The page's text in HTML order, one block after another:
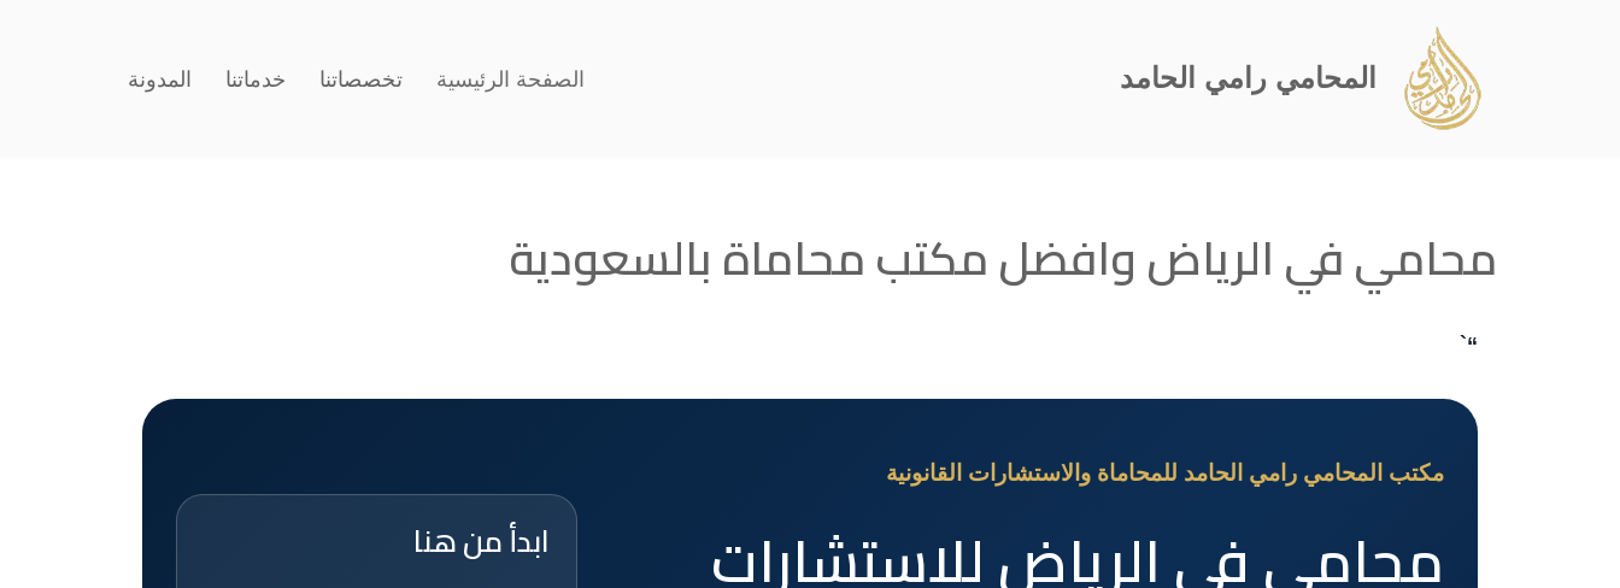
المحامي رامي الحامد الصفحة الرئيسية تخصصاتنا خدماتنا المدونة
محامي في الرياض وافضل مكتب محاماة بالسعودية
“`
مكتب المحامي رامي الحامد للمحاماة والاستشارات القانونية
محامي في الرياض للاستشارات ابدأ من هنا